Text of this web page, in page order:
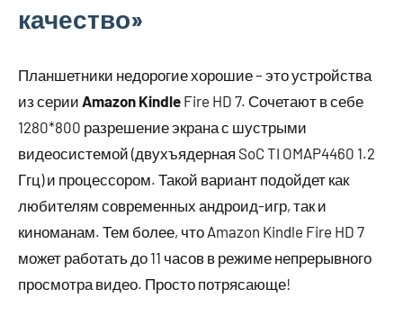
качество»
Планшетники недорогие хорошие – это устройства
из серии Amazon Kindle Fire HD 7. Сочетают в себе
1280*800 разрешение экрана с шустрыми
видеосистемой (двухъядерная SoC TI OMAP4460 1.2
Ггц) и процессором. Такой вариант подойдет как
любителям современных андроид-игр, так и
киноманам. Тем более, что Amazon Kindle Fire HD 7
может работать до 11 часов в режиме непрерывного
просмотра видео. Просто потрясающе!